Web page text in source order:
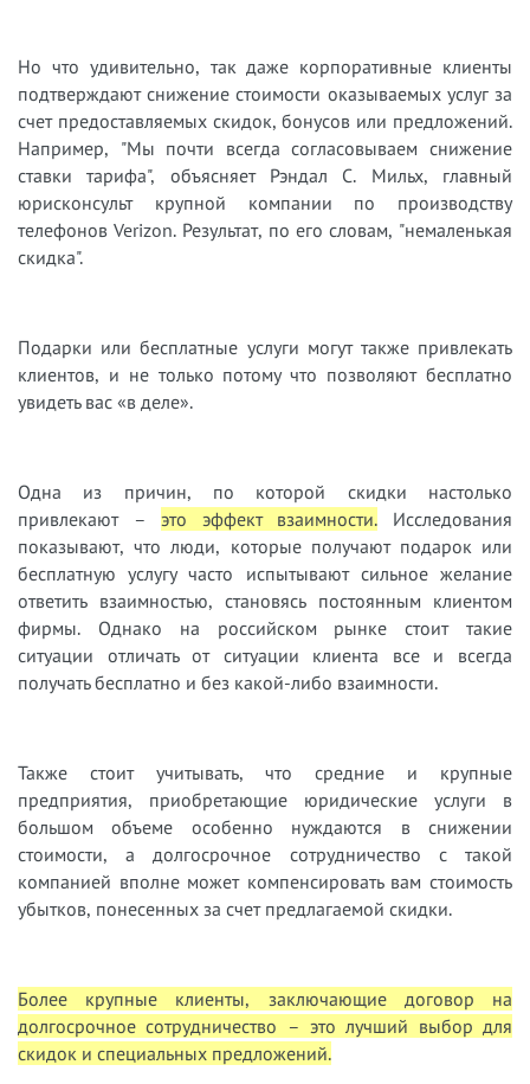
Но что удивительно, так даже корпоративные клиенты
подтверждают снижение стоимости оказываемых услуг за
счет предоставляемых скидок, бонусов или предложений.
Например, "Мы почти всегда согласовываем снижение
ставки тарифа", объясняет Рэндал С. Мильх, главный
юрисконсульт крупной компании по производству
телефонов Verizon. Результат, по его словам, "немаленькая
скидка".
Подарки или бесплатные услуги могут также привлекать
клиентов, и не только потому что позволяют бесплатно
увидеть вас «в деле».
Одна из причин, по которой скидки настолько
привлекают –это эффект взаимности. Исследования
показывают, что люди, которые получают подарок или
бесплатную услугу часто испытывают сильное желание
ответить взаимностью, становясь постоянным клиентом
фирмы. Однако на российском рынке стоит такие
ситуации отличать от ситуации клиента все и всегда
получать бесплатно и без какой-либо взаимности.
Также стоит учитывать, что средние и крупные
предприятия, приобретающие юридические услуги в
большом объеме особенно нуждаются в снижении
стоимости, а долгосрочное сотрудничество с такой
компанией вполне может компенсировать вам стоимость
убытков, понесенных за счет предлагаемой скидки.
Более крупные клиенты, заключающие договор на
долгосрочное сотрудничество – это лучший выбор для
скидок и специальных предложений.